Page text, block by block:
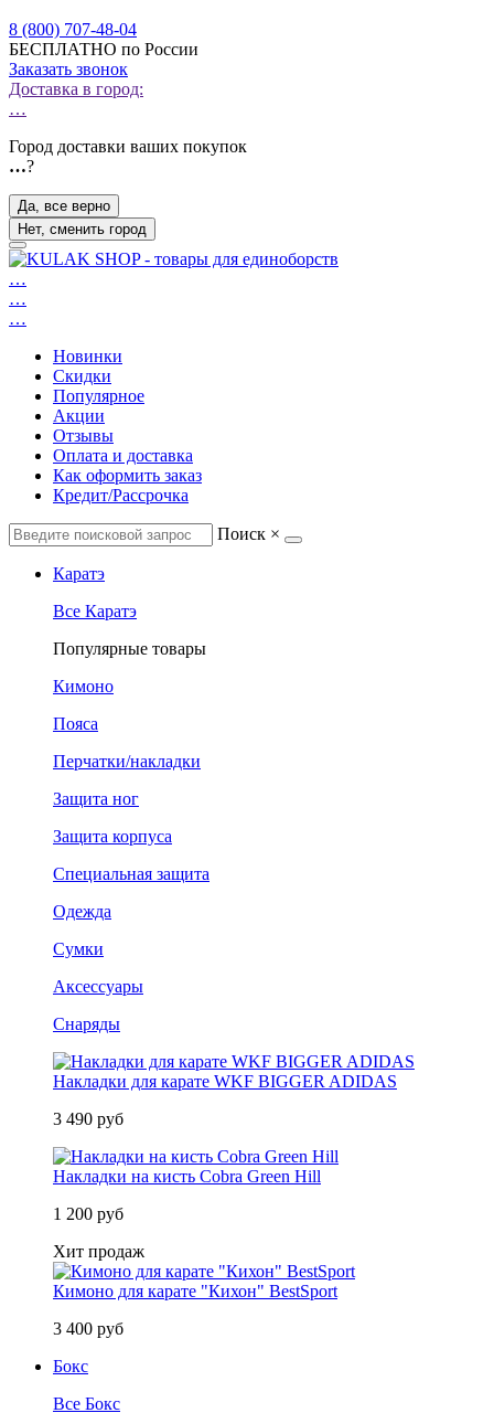
8 (800) 707-48-04
БЕСПЛАТНО по России
Заказать звонок
Доставка в город:
…
Город доставки ваших покупок
…?
Да, все верно
Нет, сменить город
…
…
…
Новинки
Скидки
Популярное
Акции
Отзывы
Оплата и доставка
Как оформить заказ
Кредит/Рассрочка
Поиск ×
Каратэ
Все Каратэ
Популярные товары
Кимоно
Пояса
Перчатки/накладки
Защита ног
Защита корпуса
Специальная защита
Одежда
Сумки
Аксессуары
Снаряды
Накладки для карате WKF BIGGER ADIDAS
3 490 руб
Накладки на кисть Cobra Green Hill
1 200 руб
Хит продаж
Кимоно для карате "Кихон" BestSport
3 400 руб
Бокс
Все Бокс